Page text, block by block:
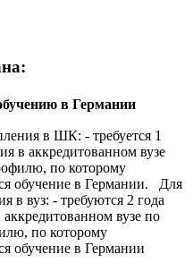
в Германии
в ШК: - требуется 1
в аккредитованном вузе
по которому
обучение в Германии. Для
в вуз: - требуются 2 года
аккредитованном вузе по
по которому
обучение в Германии